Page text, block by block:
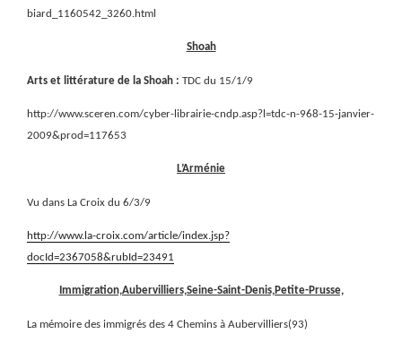
biard_1160542_3260.html
Shoah
Arts et littérature de la Shoah : TDC du 15/1/9
http://www.sceren.com/cyber-librairie-cndp.asp?l=tdc-n-968-15-janvier-
2009&prod=117653
L’Arménie
Vu dans La Croix du 6/3/9
http://www.la-croix.com/article/index.jsp?
docId=2367058&rubId=23491
Immigration,Aubervilliers,Seine-Saint-Denis,Petite-Prusse,
La mémoire des immigrés des 4 Chemins à Aubervilliers(93)